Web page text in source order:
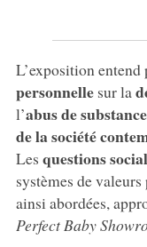
L’exposition entend
personnellesur la
l’abus de
de la société
Les questions
systèmes de
ainsi abordées,
Perfect Baby